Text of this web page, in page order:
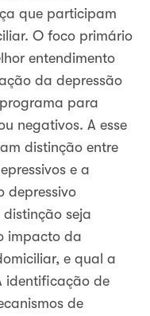
que participam
O foco primário
entendimento
da depressão
para
negativos. A esse
distinção entre
e a
depressivo
seja
impacto da
e qual a
identificação de
de